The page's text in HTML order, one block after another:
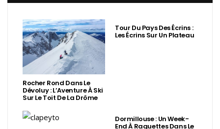
Rocher Rond Dans Le
Dévoluy : L’Aventure À Ski
Sur Le Toit De La Drôme
Tour Du Pays Des Écrins :
Les Écrins Sur Un Plateau
Dormillouse : Un Week-
End À Raquettes Dans Le